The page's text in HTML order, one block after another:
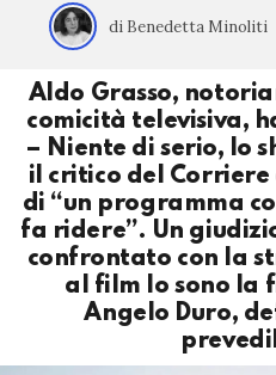
di Benedetta Minoliti
Aldo Grasso,
comicità televisiva,
– Niente di serio, lo
il critico del
di “un programma
fa ridere”. Un
confrontato con la
al film Io sono la
Angelo Duro,